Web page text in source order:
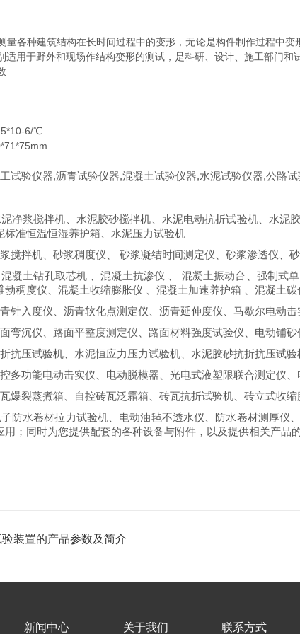
量各种建筑结构在长时间过程中的变形，无论是构件制作过程中
适用于野外和现场作结构变形的测试，是科研、设计、施工部门和
6/℃
试验仪器,沥青试验仪器,混凝土试验仪器,水泥试验仪器,公路
泥净浆搅拌机、水泥胶砂搅拌机、水泥电动抗折试验机、水
标准恒温恒湿养护箱、水泥压力试验机
搅拌机、砂浆稠度仪、 砂浆凝结时间测定仪、砂浆渗透仪、
混凝土钻孔取芯机 、混凝土抗渗仪 、 混凝土振动台、强制
稠度仪、混凝土收缩膨胀仪 、混凝土加速养护箱 、混凝土碳
青针入度仪、沥青软化点测定仪、沥青延伸度仪、马歇尔电动
面弯沉仪、路面平整度测定仪、路面材料强度试验仪、电动铺
折抗压试验机、水泥恒应力压力试验机、水泥胶砂抗折抗压试
控多功能电动击实仪、电动脱模器、光电式液塑限联合测定
瓦爆裂蒸煮箱、自控砖瓦泛霜箱、砖瓦抗折试验机、砖立式收
子防水卷材拉力试验机、电动油毡不透水仪、防水卷材测厚
；同时为您提供配套的各种设备与附件，以及提供相关产品
装置的产品参数及简介
新闻中心 关于我们 联系方式